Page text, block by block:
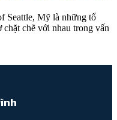
Seattle, Mỹ là những tổ
chẽ với nhau trong vấn